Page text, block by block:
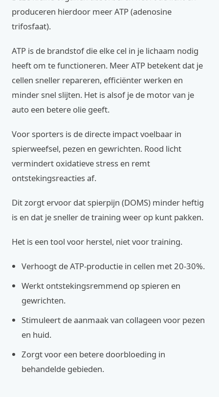
produceren hierdoor meer ATP (adenosine
trifosfaat).
ATP is de brandstof die elke cel in je lichaam nodig
heeft om te functioneren. Meer ATP betekent dat je
cellen sneller repareren, efficiënter werken en
minder snel slijten. Het is alsof je de motor van je
auto een betere olie geeft.
Voor sporters is de directe impact voelbaar in
spierweefsel, pezen en gewrichten. Rood licht
vermindert oxidatieve stress en remt
ontstekingsreacties af.
Dit zorgt ervoor dat spierpijn (DOMS) minder heftig
is en dat je sneller de training weer op kunt pakken.
Het is een tool voor herstel, niet voor training.
Verhoogt de ATP-productie in cellen met 20-30%.
Werkt ontstekingsremmend op spieren en
gewrichten.
Stimuleert de aanmaak van collageen voor pezen
en huid.
Zorgt voor een betere doorbloeding in
behandelde gebieden.